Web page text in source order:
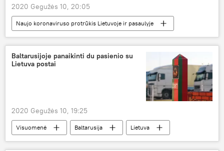
2020 Gegužės 10, 20:05
Naujo koronaviruso protrūkis Lietuvoje ir pasaulyje
Visuomenė
Lietuva
Baltijos šalys
pasienis
Baltarusijoje panaikinti du pasienio su
Lietuva postai
2020 Gegužės 10, 19:25
Visuomenė Baltarusija
Lietuva
pasienis